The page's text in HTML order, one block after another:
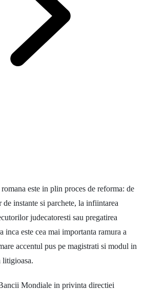
este in plin proces de reforma: de
de instante si parchete, la infiintarea
judecatoresti sau pregatirea
inca este cea mai importanta ramura a
accentul pus pe magistrati si modul in
litigioasa.
Mondiale in privinta directiei